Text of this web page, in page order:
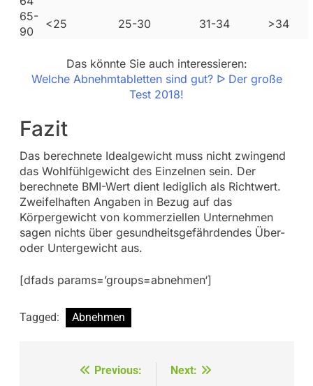
65-
90
<25 25-30 31-34 >34
Das könnte Sie auch interessieren:
Welche Abnehmtabletten sind gut? ᐅ Der große
Test 2018!
Fazit
Das berechnete Idealgewicht muss nicht zwingend
das Wohlfühlgewicht des Einzelnen sein. Der
berechnete BMI-Wert dient lediglich als Richtwert.
Zweifelhaften Angaben in Bezug auf das
Körpergewicht von kommerziellen Unternehmen
sagen nichts über gesundheitsgefährdendes Über-
oder Untergewicht aus.
[dfads params=’groups=abnehmen‘]
Tagged: Abnehmen
Beitragsnavigation
Previous:
Next: